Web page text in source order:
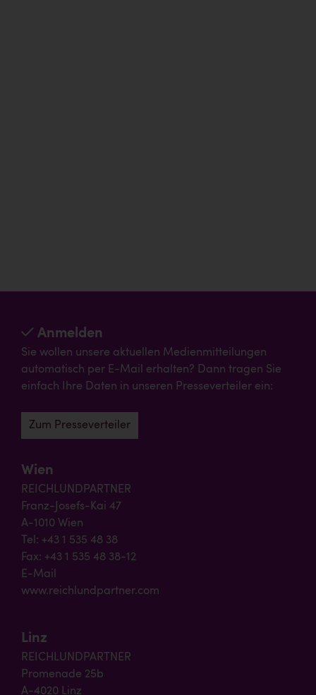
Anmelden
Sie wollen unsere aktuellen Medienmitteilungen
automatisch per E-Mail erhalten? Dann tragen Sie
einfach Ihre Daten in unseren Presseverteiler ein:
Zum Presseverteiler
Wien
REICHLUNDPARTNER
Franz-Josefs-Kai 47
A-1010 Wien
Tel: +43 1 535 48 38
Fax: +43 1 535 48 38-12
E-Mail
www.reichlundpartner.com
Linz
REICHLUNDPARTNER
Promenade 25b
A-4020 Linz